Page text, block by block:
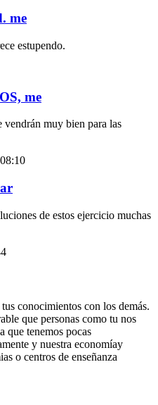
me
estupendo.
me
muy bien para las
de estos ejercicio muchas
conocimientos con los demás.
que personas como tu nos
que tenemos pocas
y nuestra economíay
o centros de enseñanza